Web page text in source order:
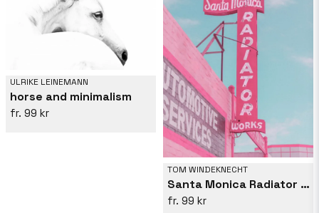
ULRIKE LEINEMANN
horse and minimalism
99 kr
TOM WINDEKNECHT
Santa Monica Radiator Works
99 kr